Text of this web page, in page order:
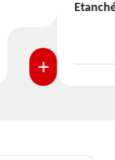
33
VOIR PLUS